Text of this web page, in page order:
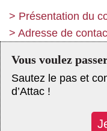
> Présentation du
> Adresse de
Vous voulez
Sautez le pas et
d’Attac !